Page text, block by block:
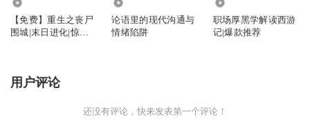
【免费】重生之丧尸
围城|末日进化|惊险
论语里的现代沟通与
情绪陷阱
职场厚黑学解读西游
记|爆款推荐
用户评论
还没有评论，快来发表第一个评论！